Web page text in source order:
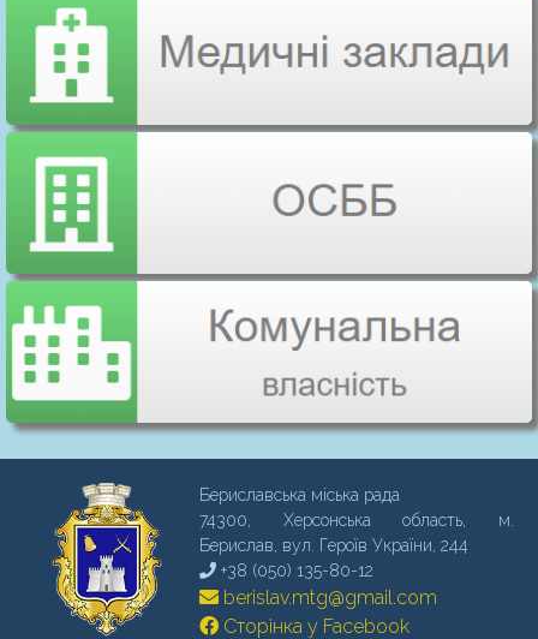
Бериславська міська рада
74300, Херсонська область, м.
Бериcлав, вул. Героїв України, 244
+38 (050) 135-80-12
berislav.mtg@gmail.com
Сторінка у Facebook